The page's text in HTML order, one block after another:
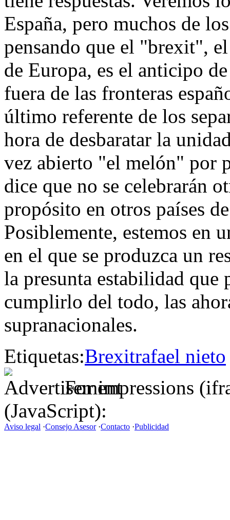
España, pero muchos de
pensando que el "brexit",
de Europa, es el anticipo
fuera de las fronteras
último referente de los
hora de desbaratar la
vez abierto "el melón" por
dice que no se celebrarán
propósito en otros países
Posiblemente, estemos en
en el que se produzca un
la presunta estabilidad que
cumplirlo del todo, las
supranacionales.
Etiquetas:Brexitrafael nieto
For impressions
(JavaScript):
Aviso legal ·Consejo Asesor·Contacto ·Publicidad